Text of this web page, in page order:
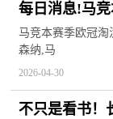
每日消息!马
森纳进4球丢1
马竞本赛季欧冠淘
森纳,马
2026-04-30
不只是看书！